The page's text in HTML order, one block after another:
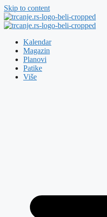
Skip to content
Kalendar
Magazin
Planovi
Patike
Više